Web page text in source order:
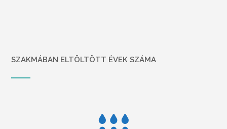
SZAKMÁBAN ELTÖLTÖTT ÉVEK SZÁMA